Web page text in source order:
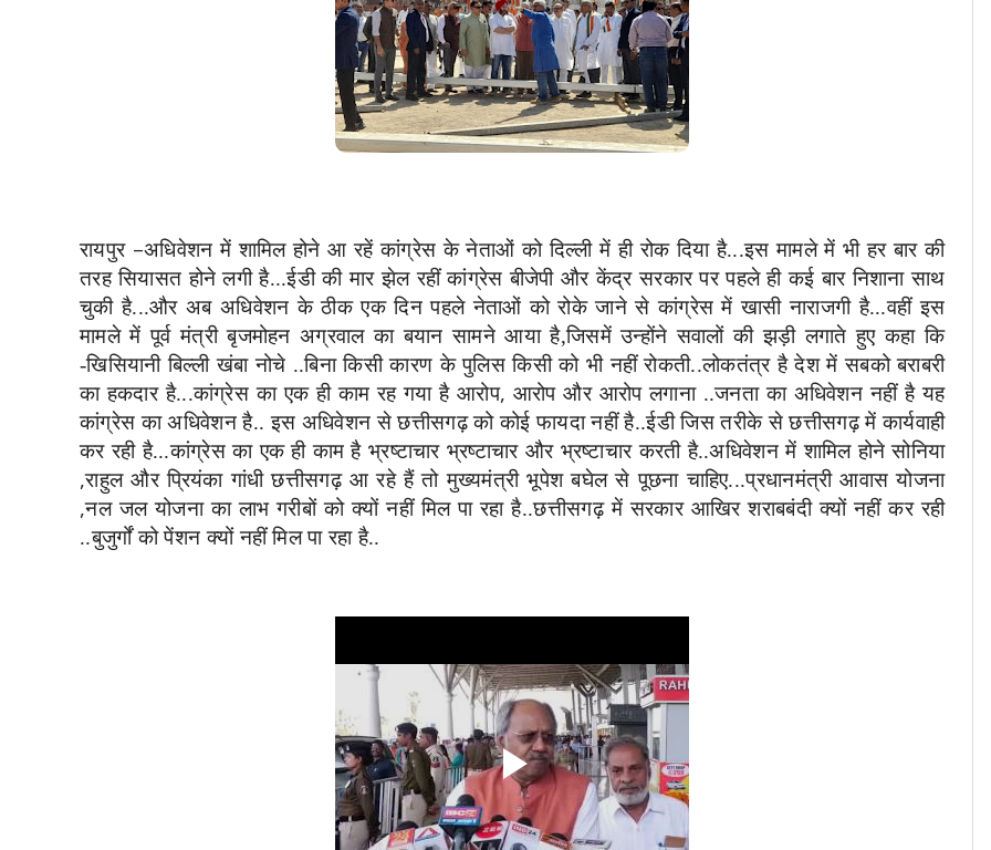
रायपुर –अधिवेशन में शामिल होने आ रहें कांग्रेस के नेताओं को दिल्ली में ही रोक दिया है...इस मामले में भी हर बार की
तरह सियासत होने लगी है...ईडी की मार झेल रहीं कांग्रेस बीजेपी और केंद्र सरकार पर पहले ही कई बार निशाना साथ
चुकी है...और अब अधिवेशन के ठीक एक दिन पहले नेताओं को रोके जाने से कांग्रेस में खासी नाराजगी है...वहीं इस
मामले में पूर्व मंत्री बृजमोहन अग्रवाल का बयान सामने आया है,जिसमें उन्होंने सवालों की झड़ी लगाते हुए कहा कि
-खिसियानी बिल्ली खंबा नोचे ..बिना किसी कारण के पुलिस किसी को भी नहीं रोकती..लोकतंत्र है देश में सबको बराबरी
का हकदार है...कांग्रेस का एक ही काम रह गया है आरोप, आरोप और आरोप लगाना ..जनता का अधिवेशन नहीं है यह
कांग्रेस का अधिवेशन है.. इस अधिवेशन से छत्तीसगढ़ को कोई फायदा नहीं है..ईडी जिस तरीके से छत्तीसगढ़ में कार्यवाही
कर रही है...कांग्रेस का एक ही काम है भ्रष्टाचार भ्रष्टाचार और भ्रष्टाचार करती है..अधिवेशन में शामिल होने सोनिया
,राहुल और प्रियंका गांधी छत्तीसगढ़ आ रहे हैं तो मुख्यमंत्री भूपेश बघेल से पूछना चाहिए...प्रधानमंत्री आवास योजना
,नल जल योजना का लाभ गरीबों को क्यों नहीं मिल पा रहा है..छत्तीसगढ़ में सरकार आखिर शराबबंदी क्यों नहीं कर रही
..बुजुर्गों को पेंशन क्यों नहीं मिल पा रहा है..